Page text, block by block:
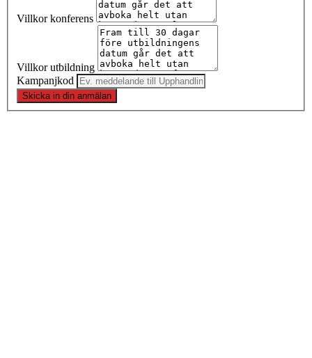
Villkor konferens
Villkor utbildning
Kampanjkod